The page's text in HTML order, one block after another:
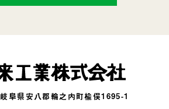
岐阜県安八郡輪之内町楡俣1695-1